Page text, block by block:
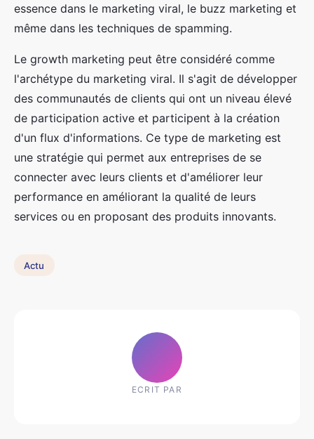
essence dans le marketing viral, le buzz marketing et
même dans les techniques de spamming.
Le growth marketing peut être considéré comme
l'archétype du marketing viral. Il s'agit de développer
des communautés de clients qui ont un niveau élevé
de participation active et participent à la création
d'un flux d'informations. Ce type de marketing est
une stratégie qui permet aux entreprises de se
connecter avec leurs clients et d'améliorer leur
performance en améliorant la qualité de leurs
services ou en proposant des produits innovants.
Actu
ECRIT PAR